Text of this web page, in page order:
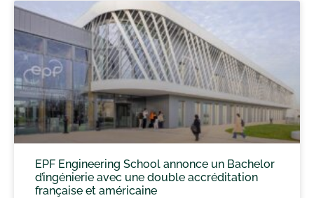
EPF Engineering School annonce un Bachelor
d’ingénierie avec une double accréditation
française et américaine